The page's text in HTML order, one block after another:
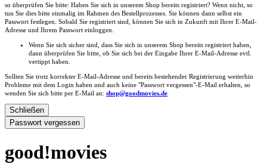
so überprüfen Sie bitte: Haben Sie sich in unserem Shop bereits registriert? Wenn nicht, so
tun Sie dies bitte einmalig im Rahmen des Bestellprozesses. Sie können dann selbst ein
Passwort festlegen. Sobald Sie registriert sind, können Sie sich in Zukunft mit Ihrer E-Mail-
Adresse und Ihrem Passwort einloggen.
Wenn Sie sich sicher sind, dass Sie sich in unserem Shop bereits registriert haben,
dann überprüfen Sie bitte, ob Sie sich bei der Eingabe Ihrer E-Mail-Adresse evtl.
vertippt haben.
Sollten Sie trotz korrekter E-Mail-Adresse und bereits bestehender Registrierung weiterhin
Probleme mit dem Login haben und auch keine "Passwort vergessen"-E-Mail erhalten, so
wenden Sie sich bitte per E-Mail an: shop@goodmovies.de
Schließen
Passwort vergessen
good!movies